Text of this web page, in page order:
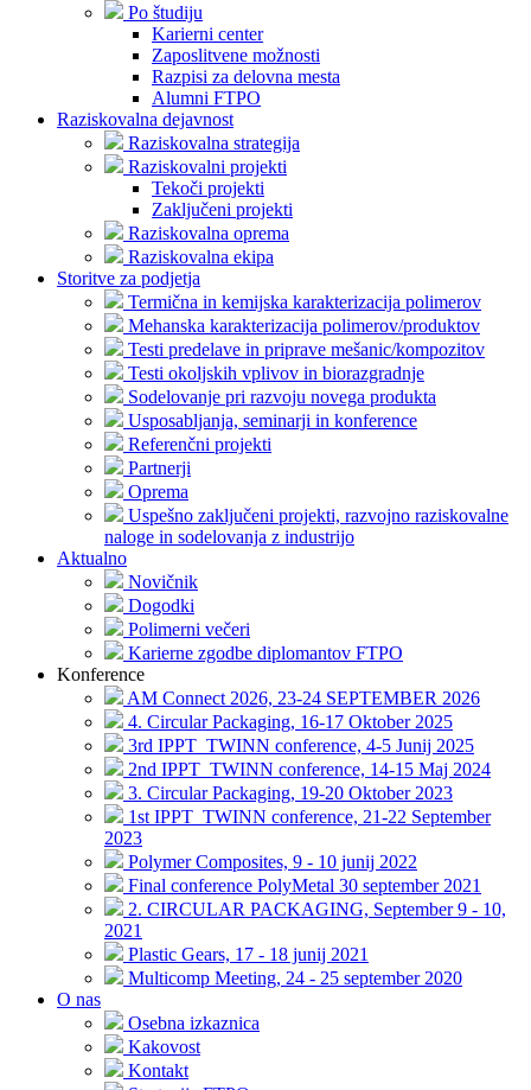
Po študiju
Karierni center
Zaposlitvene možnosti
Razpisi za delovna mesta
Alumni FTPO
Raziskovalna dejavnost
Raziskovalna strategija
Raziskovalni projekti
Tekoči projekti
Zaključeni projekti
Raziskovalna oprema
Raziskovalna ekipa
Storitve za podjetja
Termična in kemijska karakterizacija polimerov
Mehanska karakterizacija polimerov/produktov
Testi predelave in priprave mešanic/kompozitov
Testi okoljskih vplivov in biorazgradnje
Sodelovanje pri razvoju novega produkta
Usposabljanja, seminarji in konference
Referenčni projekti
Partnerji
Oprema
Uspešno zaključeni projekti, razvojno raziskovalne
naloge in sodelovanja z industrijo
Aktualno
Novičnik
Dogodki
Polimerni večeri
Karierne zgodbe diplomantov FTPO
Konference
AM Connect 2026, 23-24 SEPTEMBER 2026
4. Circular Packaging, 16-17 Oktober 2025
3rd IPPT_TWINN conference, 4-5 Junij 2025
2nd IPPT_TWINN conference, 14-15 Maj 2024
3. Circular Packaging, 19-20 Oktober 2023
1st IPPT_TWINN conference, 21-22 September
2023
Polymer Composites, 9 - 10 junij 2022
Final conference PolyMetal 30 september 2021
2. CIRCULAR PACKAGING, September 9 - 10,
2021
Plastic Gears, 17 - 18 junij 2021
Multicomp Meeting, 24 - 25 september 2020
O nas
Osebna izkaznica
Kakovost
Kontakt